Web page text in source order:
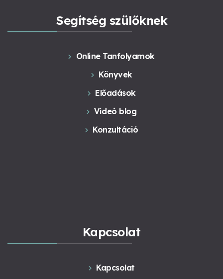
Segítség szülőknek
Online Tanfolyamok
Könyvek
Előadások
Videó blog
Konzultáció
Kapcsolat
Kapcsolat